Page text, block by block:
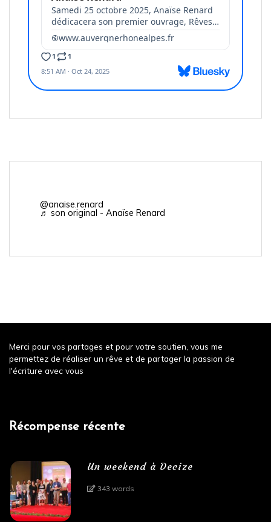
@anaise.renard
♬ son original - Anaïse Renard
Merci pour vos partages et pour votre soutien, vous me
permettez de réaliser un rêve et de partager la passion de
l'écriture avec vous
Récompense récente
Un weekend à Decize
343 words